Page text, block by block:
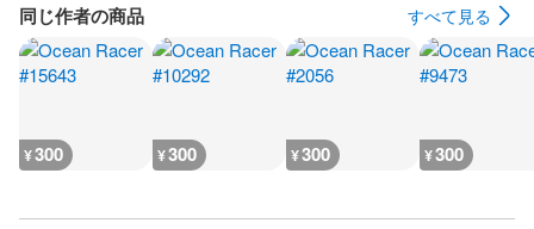
同じ作者の商品 すべて見る
¥300 ¥300 ¥300 ¥300